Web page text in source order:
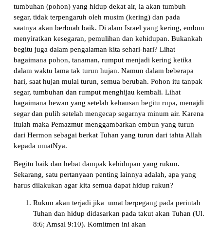
tumbuhan (pohon) yang hidup dekat air, ia akan tumbuh
segar, tidak terpengaruh oleh musim (kering) dan pada
saatnya akan berbuah baik. Di alam Israel yang kering, embun
menyiratkan kesegaran, pemulihan dan kehidupan. Bukankah
begitu juga dalam pengalaman kita sehari-hari? Lihat
bagaimana pohon, tanaman, rumput menjadi kering ketika
dalam waktu lama tak turun hujan. Namun dalam beberapa
hari, saat hujan mulai turun, semua berubah. Pohon itu tanpak
segar, tumbuhan dan rumput menghijau kembali. Lihat
bagaimana hewan yang setelah kehausan begitu rupa, menajdi
segar dan pulih setelah mengecap segarnya minum air. Karena
itulah maka Pemazmur menggambarkan embun yang turun
dari Hermon sebagai berkat Tuhan yang turun dari tahta Allah
kepada umatNya.
Begitu baik dan hebat dampak kehidupan yang rukun.
Sekarang, satu pertanyaan penting lainnya adalah, apa yang
harus dilakukan agar kita semua dapat hidup rukun?
Rukun akan terjadi jika umat berpegang pada perintah
Tuhan dan hidup didasarkan pada takut akan Tuhan (Ul.
8:6; Amsal 9:10). Komitmen ini akan